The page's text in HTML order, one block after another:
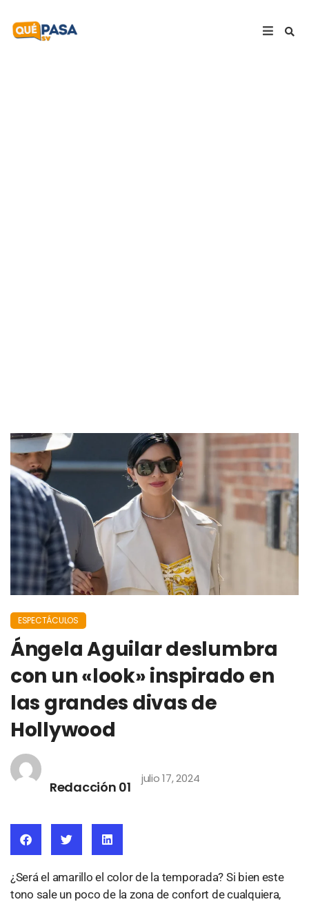
ESPECTÁCULOS
Ángela Aguilar deslumbra
con un «look» inspirado en
las grandes divas de
Hollywood
Redacción 01
julio 17, 2024
¿Será el amarillo el color de la temporada? Si bien este
tono sale un poco de la zona de confort de cualquiera,